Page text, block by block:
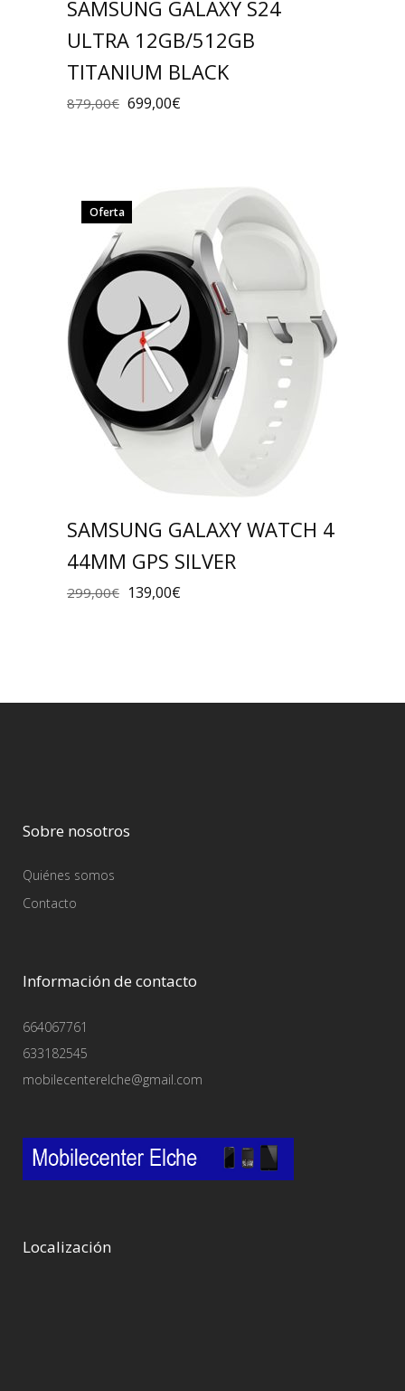
SAMSUNG GALAXY S24
ULTRA 12GB/512GB
TITANIUM BLACK
879,00€ 699,00€
Oferta
SAMSUNG GALAXY WATCH 4
44MM GPS SILVER
299,00€ 139,00€
Sobre nosotros
Quiénes somos
Contacto
Información de contacto
664067761
633182545
mobilecenterelche@gmail.com
Localización